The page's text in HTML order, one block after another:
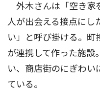
外木さんは「空き家
人が出会える接点にし
い」と呼び掛ける。町
が連携して作った施設
い、商店街のにぎわい
ている。